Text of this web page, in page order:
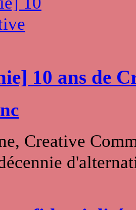
10 ans de
Creative